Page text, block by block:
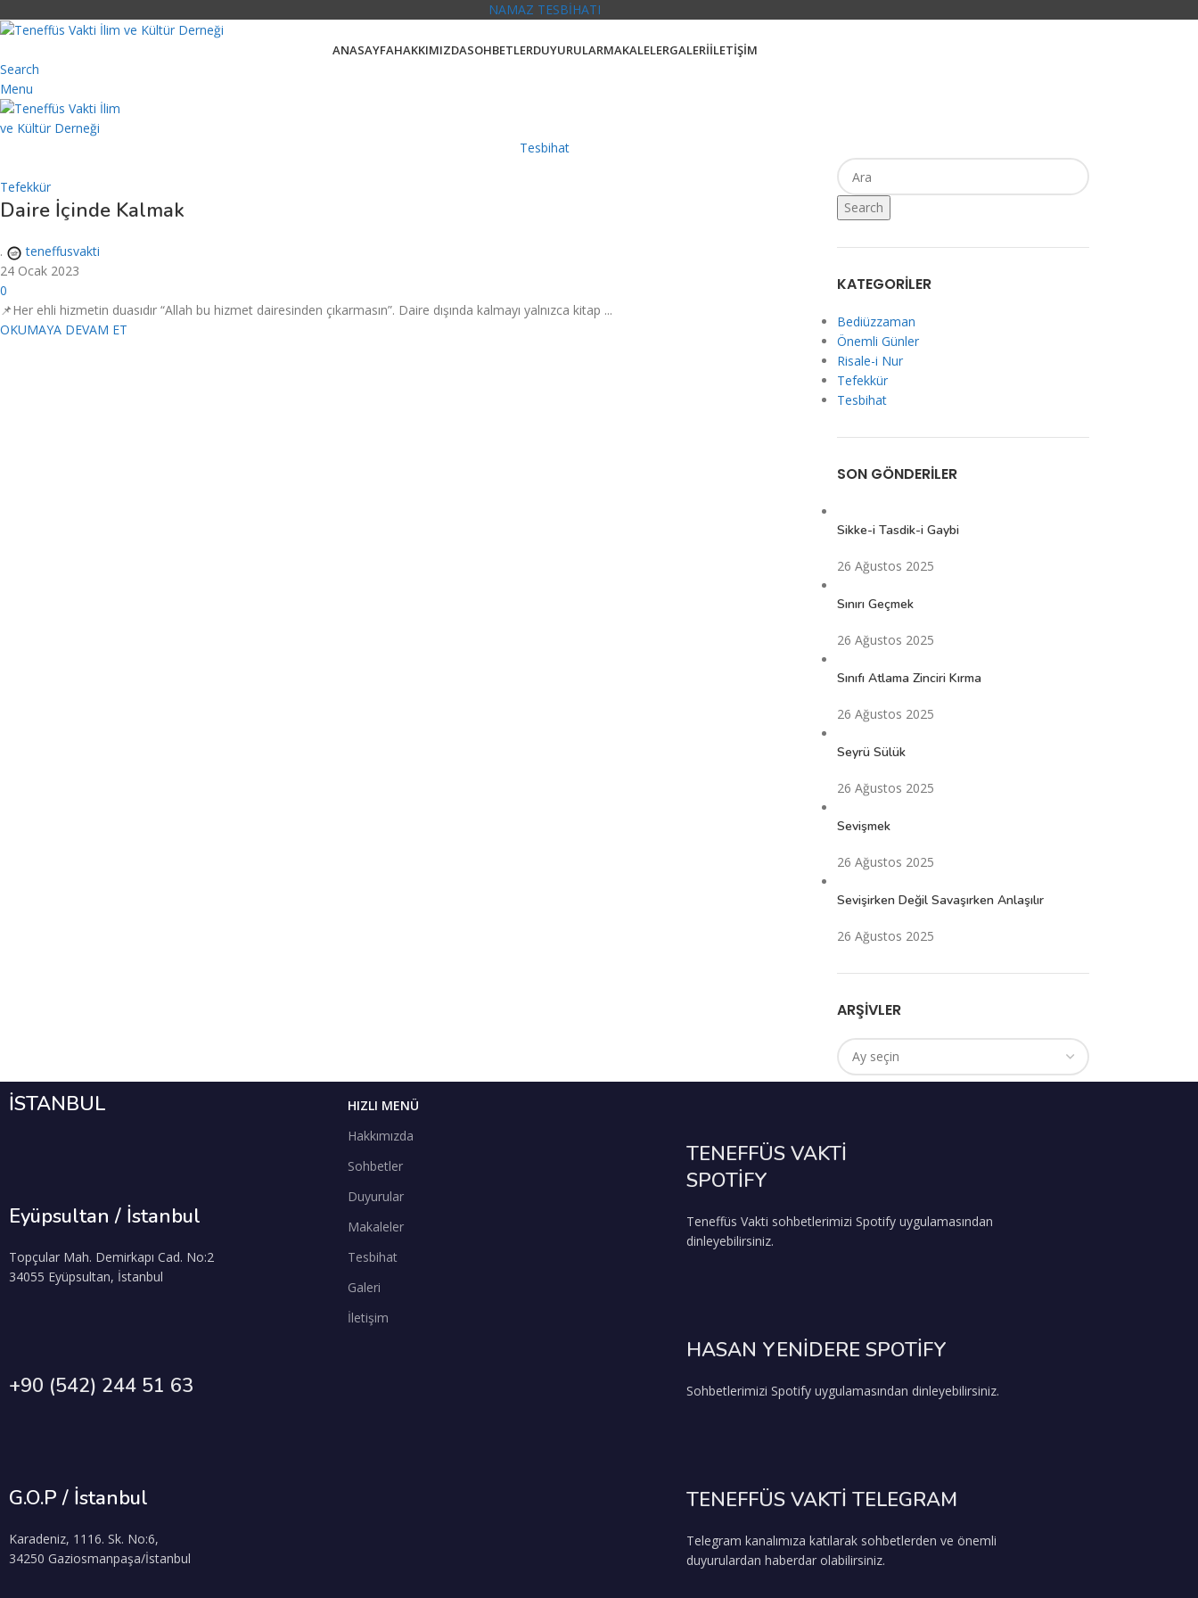
NAMAZ TESBİHATI
ANASAYFAHAKKIMIZDASOHBETLERDUYURULARMAKALELERGALERİİLETİŞİM
Search
Menu
Tesbihat
Tefekkür
Daire İçinde Kalmak
.
teneffusvakti
24 Ocak 2023
0
📌Her ehli hizmetin duasıdır “Allah bu hizmet dairesinden çıkarmasın”. Daire dışında kalmayı yalnızca kitap ...
OKUMAYA DEVAM ET
Search
KATEGORILER
Bediüzzaman
Önemli Günler
Risale-i Nur
Tefekkür
Tesbihat
SON GÖNDERILER
Sikke-i Tasdik-i Gaybi
26 Ağustos 2025
Sınırı Geçmek
26 Ağustos 2025
Sınıfı Atlama Zinciri Kırma
26 Ağustos 2025
Seyrü Sülük
26 Ağustos 2025
Sevişmek
26 Ağustos 2025
Sevişirken Değil Savaşırken Anlaşılır
26 Ağustos 2025
ARŞIVLER
İSTANBUL
Eyüpsultan / İstanbul
Topçular Mah. Demirkapı Cad. No:2
34055 Eyüpsultan, İstanbul
+90 (542) 244 51 63
G.O.P / İstanbul
Karadeniz, 1116. Sk. No:6,
34250 Gaziosmanpaşa/İstanbul
HIZLI MENÜ
Hakkımızda
Sohbetler
Duyurular
Makaleler
Tesbihat
Galeri
İletişim
TENEFFÜS VAKTİ
SPOTİFY
Teneffüs Vakti sohbetlerimizi Spotify uygulamasından
dinleyebilirsiniz.
HASAN YENİDERE SPOTİFY
Sohbetlerimizi Spotify uygulamasından dinleyebilirsiniz.
TENEFFÜS VAKTİ TELEGRAM
Telegram kanalımıza katılarak sohbetlerden ve önemli
duyurulardan haberdar olabilirsiniz.